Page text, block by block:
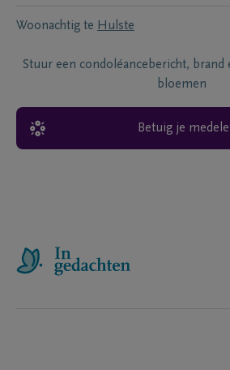
Woonachtig te Hulste
Stuur een condoléancebericht, brand
bloemen
Betuig je